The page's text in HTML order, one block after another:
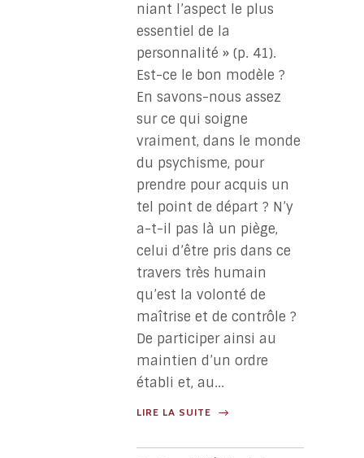
niant l’aspect le plus
essentiel de la
personnalité » (p. 41).
Est-ce le bon modèle ?
En savons-nous assez
sur ce qui soigne
vraiment, dans le monde
du psychisme, pour
prendre pour acquis un
tel point de départ ? N’y
a-t-il pas là un piège,
celui d’être pris dans ce
travers très humain
qu’est la volonté de
maîtrise et de contrôle ?
De participer ainsi au
maintien d’un ordre
établi et, au...
LIRE LA SUITE